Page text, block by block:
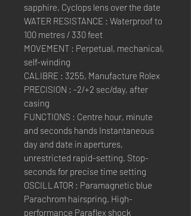
sapphire, Cyclops lens over the date
WATER RESISTANCE : Waterproof to
100 metres / 330 feet
MOVEMENT : Perpetual, mechanical,
self-winding
CALIBRE : 3255, Manufacture Rolex
PRECISION : -2/+2 sec/day, after
casing
FUNCTIONS : Centre hour, minute
and seconds hands Instantaneous
day and date in apertures,
unrestricted rapid-setting. Stop-
seconds for precise time setting
OSCILLATOR : Paramagnetic blue
Parachrom hairspring. High-
performance Paraflex shock